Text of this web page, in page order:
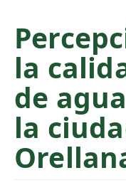
n
e
t
S
i
d
la
de
la